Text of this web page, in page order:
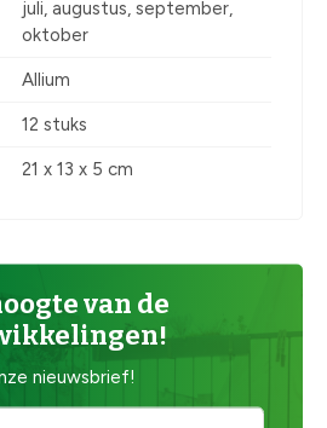
juli, augustus, september,
oktober
Allium
12 stuks
21 x 13 x 5 cm
van de
nieuwsbrief!